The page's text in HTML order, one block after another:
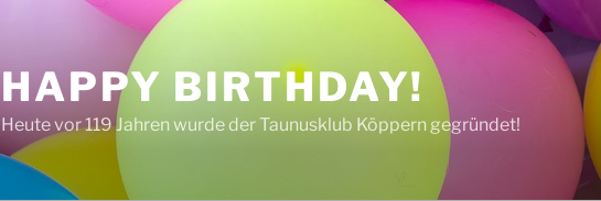
HAPPY BIRTHDAY!
Heute vor 119 Jahren wurde der Taunusklub Köppern gegründet!